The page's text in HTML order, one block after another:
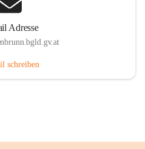
Adresse
schreiben